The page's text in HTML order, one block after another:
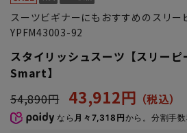
スーツビギナーにもおすすめのスリー
YPFM43003-92
スタイリッシュスーツ【スリー
Smart】
54,890円
43,912円
なら 月々7,318円から。分割手